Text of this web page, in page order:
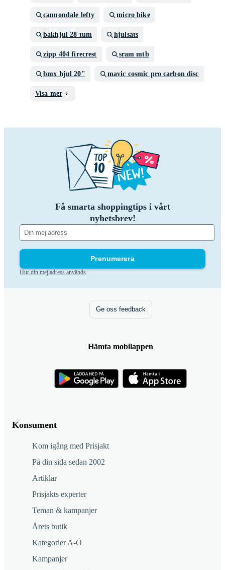
cannondale lefty micro bike
bakhjul 28 tum hjulsats
zipp 404 firecrest sram mtb
bmx hjul 20" mavic cosmic pro carbon disc
Visa mer
Få smarta shoppingtips i vårt
nyhetsbrev!
Prenumerera
Hur din mejladress används
Konsument
Kom igång med Prisjakt
På din sida sedan 2002
Artiklar
Prisjakts experter
Teman & kampanjer
Årets butik
Kategorier A-Ö
Kampanjer
Ge oss feedback
Hämta mobilappen